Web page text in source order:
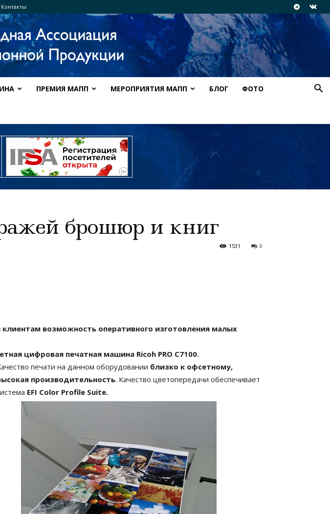
Контакты
ПРЕМИЯ МАПП МЕРОПРИЯТИЯ МАПП БЛОГ ФОТО
брошюр и книг
0
1531
возможность оперативного изготовления малых
цифровая печатная машина Ricoh PRO C7100.
печати на данном оборудовании близко к офсетному,
производительность. Качество цветопередачи обеспечивает
EFI Color Profile Suite.